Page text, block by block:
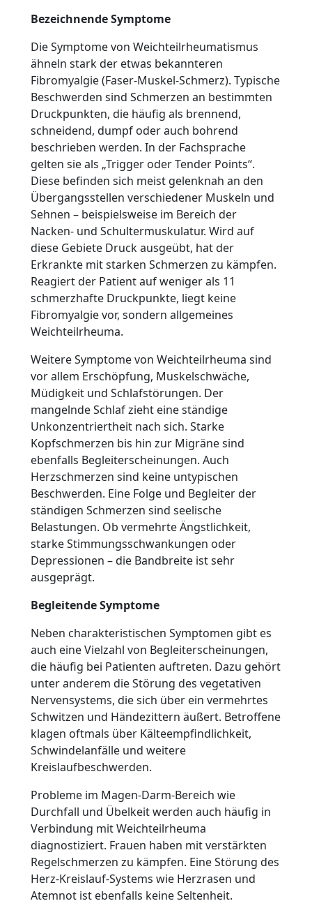
Bezeichnende Symptome
Die Symptome von Weichteilrheumatismus
ähneln stark der etwas bekannteren
Fibromyalgie (Faser-Muskel-Schmerz). Typische
Beschwerden sind Schmerzen an bestimmten
Druckpunkten, die häufig als brennend,
schneidend, dumpf oder auch bohrend
beschrieben werden. In der Fachsprache
gelten sie als „Trigger oder Tender Points“.
Diese befinden sich meist gelenknah an den
Übergangsstellen verschiedener Muskeln und
Sehnen – beispielsweise im Bereich der
Nacken- und Schultermuskulatur. Wird auf
diese Gebiete Druck ausgeübt, hat der
Erkrankte mit starken Schmerzen zu kämpfen.
Reagiert der Patient auf weniger als 11
schmerzhafte Druckpunkte, liegt keine
Fibromyalgie vor, sondern allgemeines
Weichteilrheuma.
Weitere Symptome von Weichteilrheuma sind
vor allem Erschöpfung, Muskelschwäche,
Müdigkeit und Schlafstörungen. Der
mangelnde Schlaf zieht eine ständige
Unkonzentriertheit nach sich. Starke
Kopfschmerzen bis hin zur Migräne sind
ebenfalls Begleiterscheinungen. Auch
Herzschmerzen sind keine untypischen
Beschwerden. Eine Folge und Begleiter der
ständigen Schmerzen sind seelische
Belastungen. Ob vermehrte Ängstlichkeit,
starke Stimmungsschwankungen oder
Depressionen – die Bandbreite ist sehr
ausgeprägt.
Begleitende Symptome
Neben charakteristischen Symptomen gibt es
auch eine Vielzahl von Begleiterscheinungen,
die häufig bei Patienten auftreten. Dazu gehört
unter anderem die Störung des vegetativen
Nervensystems, die sich über ein vermehrtes
Schwitzen und Händezittern äußert. Betroffene
klagen oftmals über Kälteempfindlichkeit,
Schwindelanfälle und weitere
Kreislaufbeschwerden.
Probleme im Magen-Darm-Bereich wie
Durchfall und Übelkeit werden auch häufig in
Verbindung mit Weichteilrheuma
diagnostiziert. Frauen haben mit verstärkten
Regelschmerzen zu kämpfen. Eine Störung des
Herz-Kreislauf-Systems wie Herzrasen und
Atemnot ist ebenfalls keine Seltenheit.